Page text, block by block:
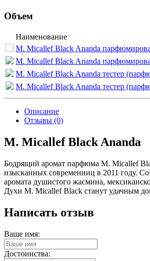
Объем
Наименование
M. Micallef Black Ananda
M. Micallef Black Ananda
M. Micallef Black Ananda тестер
M. Micallef Black Ananda тестер
Описание
Отзывы (0)
M. Micallef Black Ananda
Бодрящий аромат парфюма M. Micallef
изысканных современниц в 2011 году.
аромата душистого жасмина,
Духи M. Micallef Black станут удачным
Написать отзыв
Ваше имя:
Достоинства: